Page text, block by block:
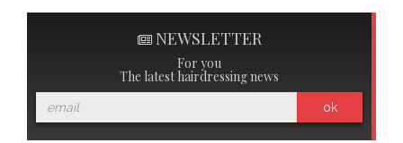
NEWSLETTER
For you
The latest hairdressing news
ok